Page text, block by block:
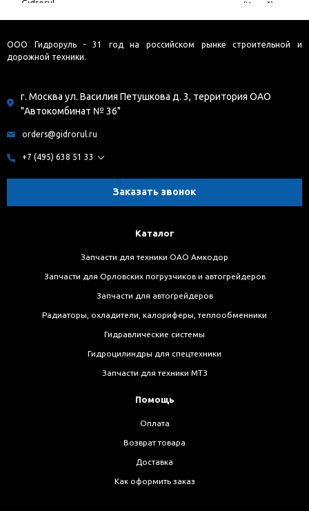
ООО Гидроруль - 31 год на российском рынке строительной и
дорожной техники.
г. Москва ул. Василия Петушкова д. 3, территория ОАО
"Автокомбинат № 36"
orders@gidrorul.ru
+7 (495) 638 51 33
Заказать звонок
Каталог
Запчасти для техники ОАО Амкодор
Запчасти для Орловских погрузчиков и автогрейдеров
Запчасти для автогрейдеров
Радиаторы, охладители, калориферы, теплообменники
Гидравлические системы
Гидроцилиндры для спецтехники
Запчасти для техники МТЗ
Помощь
Оплата
Возврат товара
Доставка
Как оформить заказ